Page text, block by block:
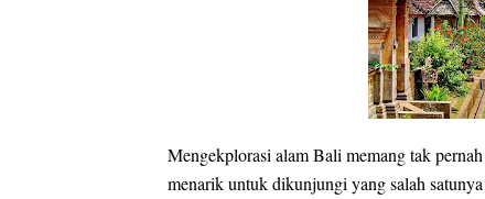
Mengekplorasi alam Bali memang tak
menarik untuk dikunjungi yang salah